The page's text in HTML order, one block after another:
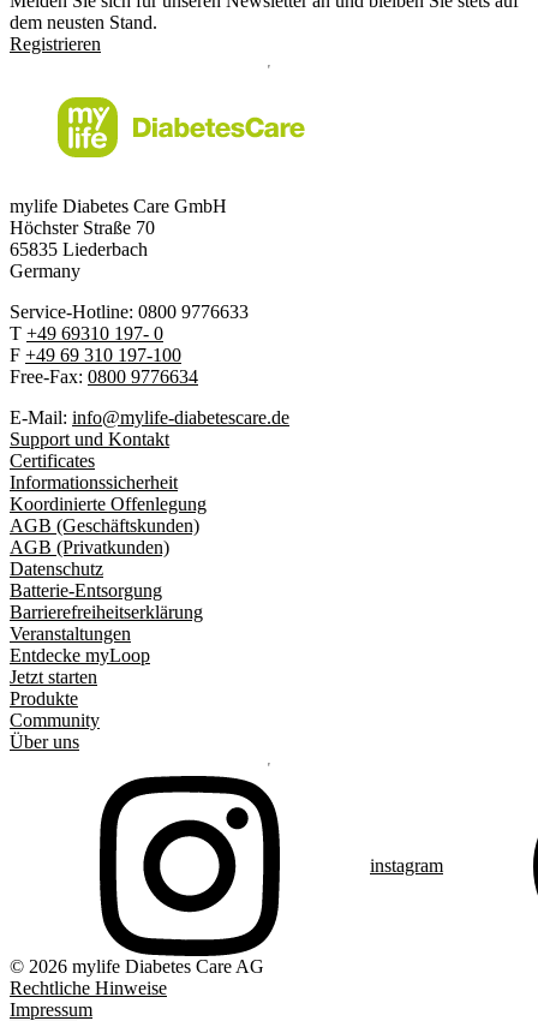
dem neusten Stand.
Registrieren
mylife Diabetes Care GmbH
Höchster Straße 70
65835 Liederbach
Germany
Service-Hotline: 0800 9776633
T +49 69310 197- 0
F +49 69 310 197-100
Free-Fax: 0800 9776634
E-Mail: info@mylife-diabetescare.de
Support und Kontakt
Certificates
Informationssicherheit
Koordinierte Offenlegung
AGB (Geschäftskunden)
AGB (Privatkunden)
Datenschutz
Batterie-Entsorgung
Barrierefreiheitserklärung
Veranstaltungen
Entdecke myLoop
Jetzt starten
Produkte
Community
Über uns
instagram
© 2026 mylife Diabetes Care AG
Rechtliche Hinweise
Impressum